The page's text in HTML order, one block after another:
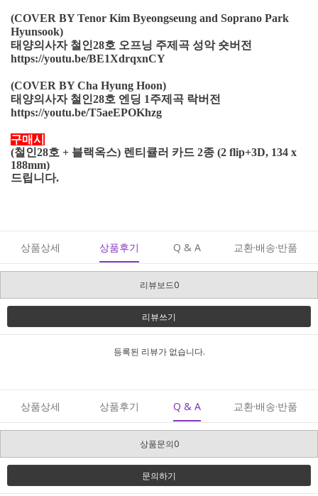
(COVER BY Tenor Kim Byeongseung and Soprano Park
Hyunsook)
태양의사자 철인28호 오프닝 주제곡 성악 숏버전
https://youtu.be/BE1XdrqxnCY
(COVER BY Cha Hyung Hoon)
태양의사자 철인28호 엔딩 1주제곡 락버전
https://youtu.be/T5aeEPOKhzg
구매시
(철인28호 + 블랙옥스) 렌티큘러 카드 2종 (2 flip+3D, 134 x
188mm)
드립니다.
상품상세 상품후기 Q & A 교환·배송·반품
리뷰보드0
리뷰쓰기
등록된 리뷰가 없습니다.
상품상세 상품후기 Q & A 교환·배송·반품
상품문의0
문의하기